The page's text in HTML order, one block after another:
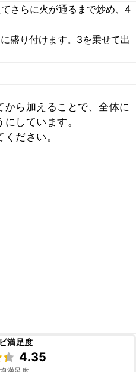
さらに火が通るまで炒め、4
盛り付けます。3を乗せて出
ら加えることで、全体に
しています。
ださい。
満足度
4.35